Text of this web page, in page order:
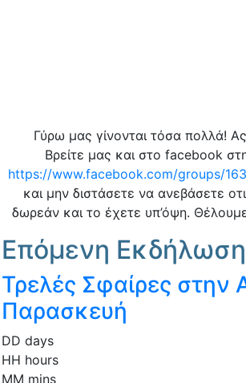
Γύρω μας γίνονται τόσα πολλά!
Βρείτε μας και στο facebook
https://www.facebook.com/groups/
και μην διστάσετε να ανεβάσετε
δωρεάν και το έχετε υπ’όψη.
Επόμενη Εκδήλωση
Τρελές Σφαίρες στην
Παρασκευή
DD days
HH hours
MM mins